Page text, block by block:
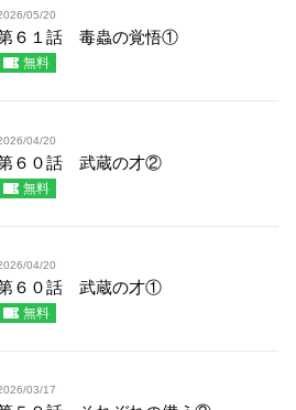
05/20
６１話 毒蟲の覚悟①
無料
04/20
６０話 武蔵の才②
無料
04/20
６０話 武蔵の才①
無料
03/17